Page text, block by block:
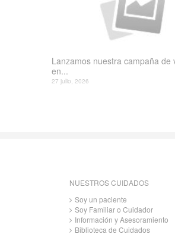
Lanzamos nuestra campaña de
en...
27 julio, 2026
NUESTROS CUIDADOS
Soy un paciente
Soy Familiar o Cuidador
Información y Asesoramiento
Biblioteca de Cuidados